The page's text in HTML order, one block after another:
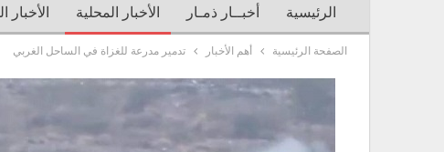
الرئيسية أخبــار ذمـار الأخبار المحلية الأخبار
الصفحة الرئيسية أهم الأخبار تدمير مدرعة للغزاة في الساحل الغربي